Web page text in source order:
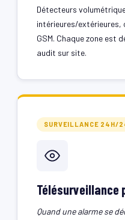
Détecteurs
intérieures/
GSM. Chaque zone est
audit sur site.
SURVEILLANCE 24H/
Télésurveillance
Quand une alarme se